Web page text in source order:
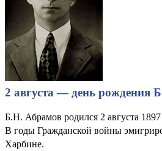
2 августа — день рождения
Б.Н. Абрамов родился 2 августа
В годы Гражданской войны
Харбине.